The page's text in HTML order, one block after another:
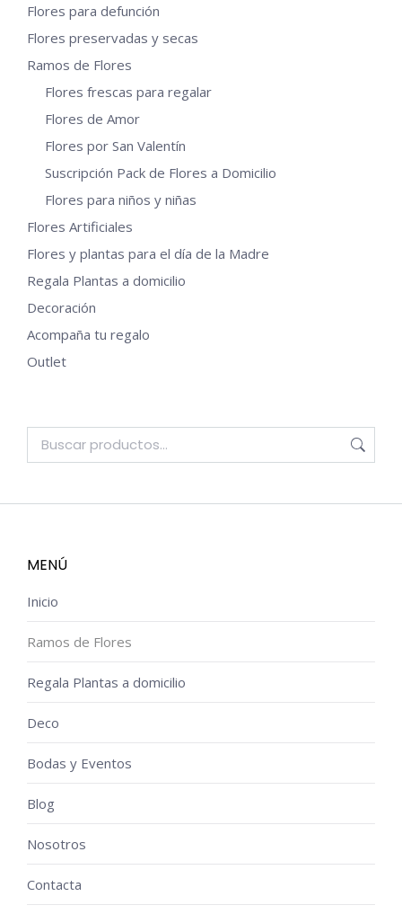
Flores para defunción
Flores preservadas y secas
Ramos de Flores
Flores frescas para regalar
Flores de Amor
Flores por San Valentín
Suscripción Pack de Flores a Domicilio
Flores para niños y niñas
Flores Artificiales
Flores y plantas para el día de la Madre
Regala Plantas a domicilio
Decoración
Acompaña tu regalo
Outlet
MENÚ
Inicio
Ramos de Flores
Regala Plantas a domicilio
Deco
Bodas y Eventos
Blog
Nosotros
Contacta